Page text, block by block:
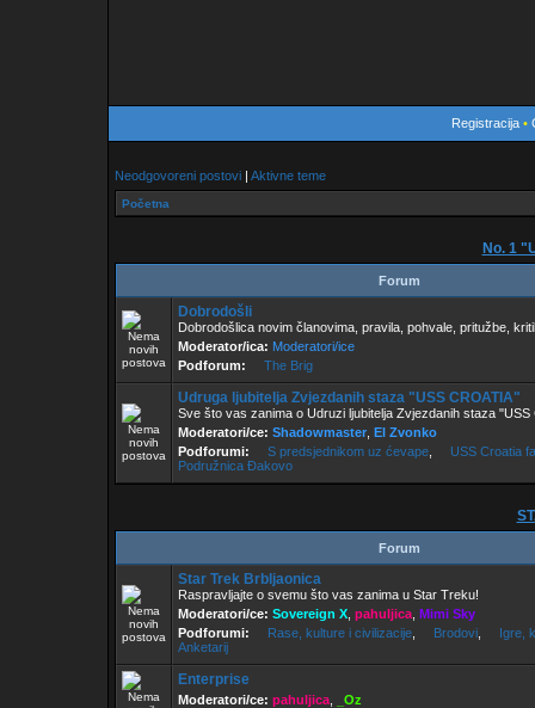
Registracija•
Neodgovoreni postovi | Aktivne teme
Početna
No. 1
Forum
Dobrodošli
Dobrodošlica novim članovima, pravila, pohvale, pritužbe,
Moderator/ica: Moderatori/ice
Podforum:
The Brig
Udruga ljubitelja Zvjezdanih staza "USS CROATIA"
Sve što vas zanima o Udruzi ljubitelja Zvjezdanih staza "USS
Moderatori/ce: Shadowmaster El Zvonko
Podforumi:
S predsjednikom uz ćevape
USS Croatia
Podružnica Đakovo
Forum
Star Trek Brbljaonica
Raspravljajte o svemu što vas zanima u Star Treku!
Moderatori/ce: Sovereign X pahuljica Mimi Sky
Podforumi:
Rase, kulture i civilizacije Brodovi
Igre,
Anketarij
Enterprise
Moderatori/ce: pahuljica
_Oz